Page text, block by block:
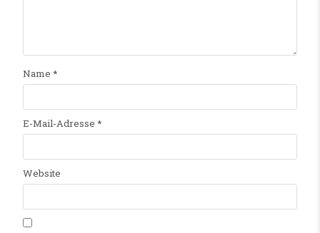
Name *
E-Mail-Adresse *
Website